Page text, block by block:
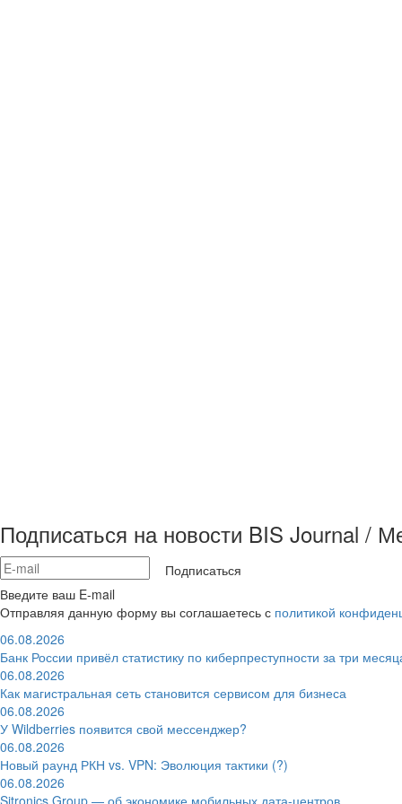
Подписаться на новости BIS Journal /
Подписаться
Введите ваш E-mail
Отправляя данную форму вы соглашаетесь с политикой
06.08.2026
Банк России привёл статистику по киберпреступности за три
06.08.2026
Как магистральная сеть становится сервисом для бизнеса
06.08.2026
У Wildberries появится свой мессенджер?
06.08.2026
Новый раунд РКН vs. VPN: Эволюция тактики (?)
06.08.2026